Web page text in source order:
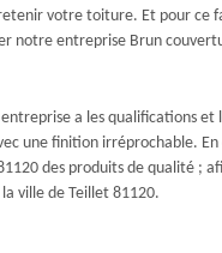
votre toiture. Et pour ce
notre entreprise Brun
a les qualifications et
une finition irréprochable.
des produits de qualité ;
ville de Teillet 81120.